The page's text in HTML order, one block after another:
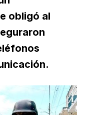
obligó al